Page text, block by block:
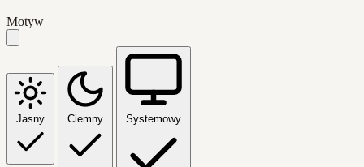
Motyw
Jasny Ciemny Systemowy